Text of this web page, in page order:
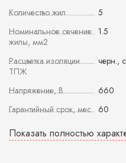
Количество жил
5
Номинальное сечение
жилы, мм2
1.5
Расцветка изоляции
ТПЖ
черн.,
Напряжение, В
660
Гарантийный срок, мес
60
Показать полностью